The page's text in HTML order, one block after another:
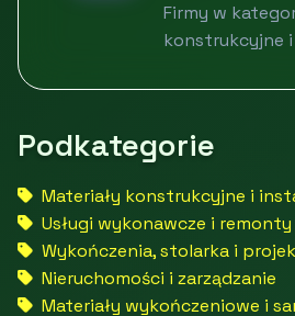
Firmy w
konstrukcyjne
Podkategorie
Materiały konstrukcyjne i
Usługi wykonawcze i remonty
Wykończenia, stolarka i
Nieruchomości i zarządzanie
Materiały wykończeniowe i